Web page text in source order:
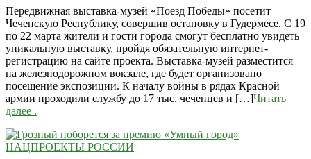
Передвижная выставка-музей «Поезд Победы» посетит
Чеченскую Республику, совершив остановку в Гудермесе. С 19
по 22 марта жители и гости города смогут бесплатно увидеть
уникальную выставку, пройдя обязательную интернет-
регистрацию на сайте проекта. Выставка-музей разместится
на железнодорожном вокзале, где будет организовано
посещение экспозиции. К началу войны в рядах Красной
армии проходили службу до 17 тыс. чеченцев и […]Читать
далее .
НАЦПРОЕКТЫ РОССИИ